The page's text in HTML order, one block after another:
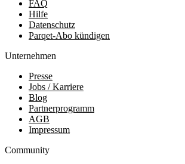
FAQ
Hilfe
Datenschutz
Parqet-Abo kündigen
Unternehmen
Presse
Jobs / Karriere
Blog
Partnerprogramm
AGB
Impressum
Community